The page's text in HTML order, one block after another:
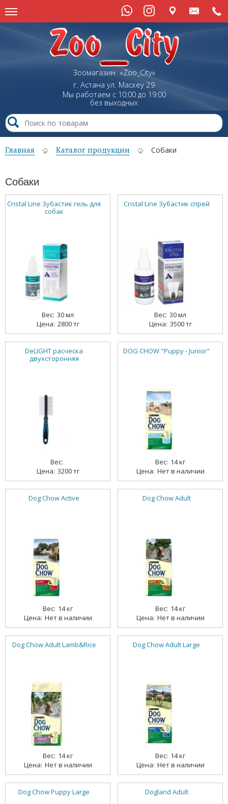
Зоомагазин «Zoo_City»
г. Астана ул. Маскеу29
Мы работаем с 10:00 до 19:00
без выходных
Главная Каталог продукции Собаки
Собаки
Cristal Line Зубастик гель для
собак
30 мл
2800 тг
Cristal Line Зубастик спрей
30 мл
3500 тг
DeLIGHT расческа
двухсторонняя
3200 тг
DOG CHOW "Puppy - Junior"
14 кг
Нет в наличии
Dog Chow Active
14 кг
Нет в наличии
Dog Chow Adult
14 кг
Нет в наличии
Dog Chow Adult Lamb&Rice
14 кг
Нет в наличии
Dog Chow Adult Large
14 кг
Нет в наличии
Dog Chow Puppy Large Dogland Adult